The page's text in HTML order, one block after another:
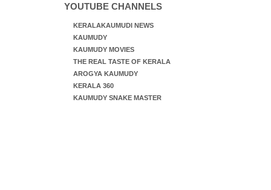
YOUTUBE CHANNELS
KERALAKAUMUDI NEWS
KAUMUDY
KAUMUDY MOVIES
THE REAL TASTE OF KERALA
AROGYA KAUMUDY
KERALA 360
KAUMUDY SNAKE MASTER